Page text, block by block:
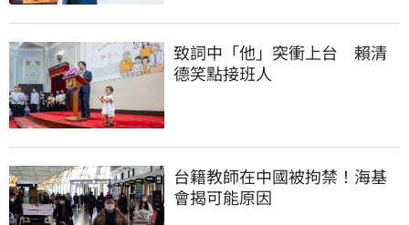
致詞中「他」突衝上台　賴清
德笑點接班人
台籍教師在中國被拘禁！海基
會揭可能原因